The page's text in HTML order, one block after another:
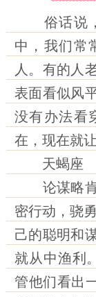
俗话说，
中，我们常
人。有的人
表面看似风
没有办法看
在，现在就
天蝎座
论谋略肯
密行动，骁
己的聪明和
就从中渔利
管他们看出